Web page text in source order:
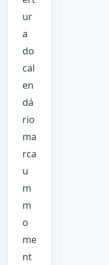
ur
a
do
cal
en
dá
rio
ma
rca
u
m
m
o
me
nt